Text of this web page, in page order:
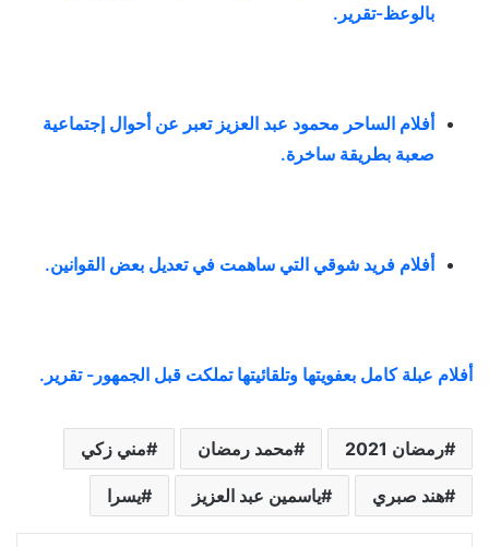
بالوعظ-تقرير .
أفلام الساحر محمود عبد العزيز تعبر عن أحوال إجتماعية
صعبة بطريقة ساخرة.
أفلام فريد شوقي التي ساهمت في تعديل بعض القوانين.
أفلام عبلة كامل بعفويتها وتلقائيتها تملكت قبل الجمهور- تقرير.
رمضان 2021 محمد رمضان مني زكي
هند صبري ياسمين عبد العزيز يسرا